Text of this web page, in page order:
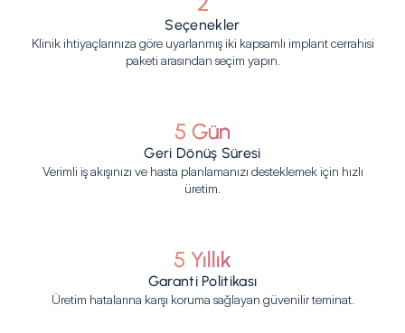
Seçenekler
Klinik ihtiyaçlarınıza göre uyarlanmış iki kapsamlı implant cerrahisi
paketi arasından seçim yapın.
5 Gün
Geri Dönüş Süresi
Verimli iş akışınızı ve hasta planlamanızı desteklemek için hızlı
üretim.
5 Yıllık
Garanti Politikası
Üretim hatalarına karşı koruma sağlayan güvenilir teminat.